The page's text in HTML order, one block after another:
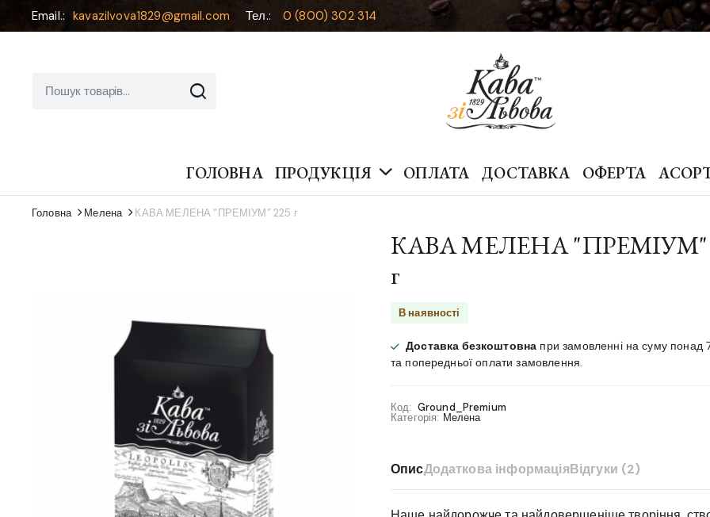
Email.: kavazilvova1829@gmail.com Тел.: 0 (800) 302 314
ГОЛОВНА ПРОДУКЦІЯ ОПЛАТА ДОСТАВКА ОФЕРТА
Головна Мелена КАВА МЕЛЕНА “ПРЕМІУМ” 225 г
КАВА МЕЛЕНА "ПРЕМІУМ"
г
В наявності
Доставка безкоштовна при замовленні на суму понад
та попередньої оплати замовлення.
Код: Ground_Premium
Категорія: Мелена
ОписДодаткова інформаціяВідгуки (2)